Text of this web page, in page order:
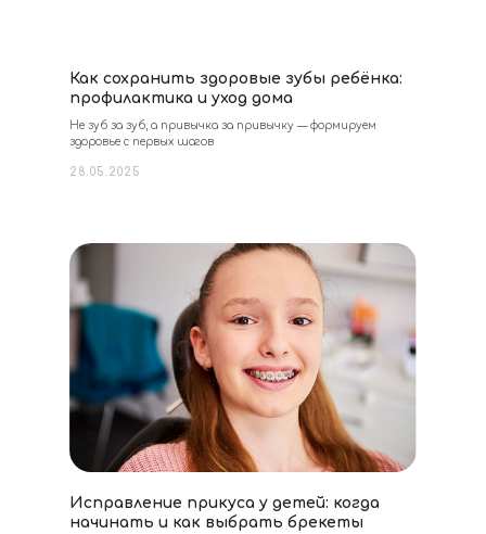
Как сохранить здоровые зубы ребёнка:
профилактика и уход дома
Не зуб за зуб, а привычка за привычку — формируем
здоровье с первых шагов
28.05.2025
Исправление прикуса у детей: когда
начинать и как выбрать брекеты